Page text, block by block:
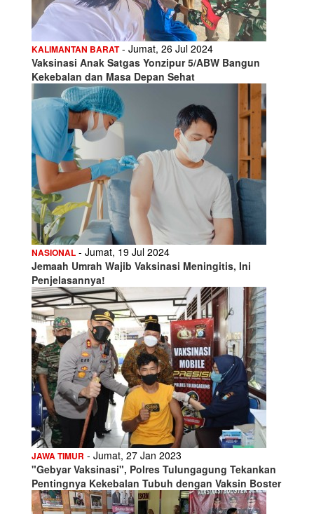
KALIMANTAN BARAT- Jumat, 26 Jul 2024
Vaksinasi Anak Satgas Yonzipur 5/ABW Bangun
Kekebalan dan Masa Depan Sehat
NASIONAL - Jumat, 19 Jul 2024
Jemaah Umrah Wajib Vaksinasi Meningitis, Ini
Penjelasannya!
JAWA TIMUR - Jumat, 27 Jan 2023
"Gebyar Vaksinasi", Polres Tulungagung Tekankan
Pentingnya Kekebalan Tubuh dengan Vaksin Boster